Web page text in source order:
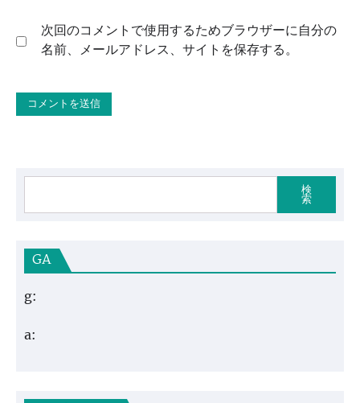
次回のコメントで使用するためブラウザーに自分の
名前、メールアドレス、サイトを保存する。
検
索
GA
g:
a: